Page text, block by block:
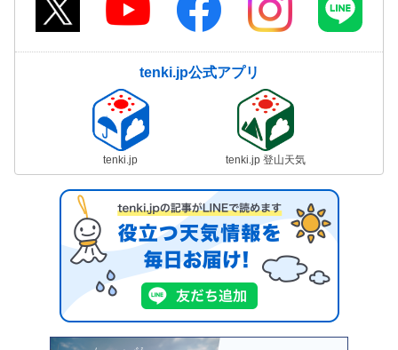
tenki.jp公式アプリ
tenki.jp tenki.jp 登山天気